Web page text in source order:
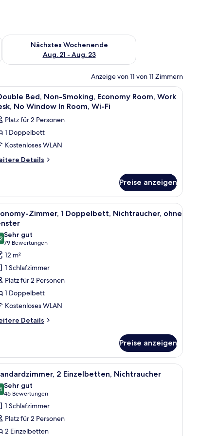
Aug. 14 - Aug. 16.
Nächstes Wochenende
Aug. 21 - Aug. 23
Überprüfe die Verfügbarkeit für nächstes Wochenende, Aug.
Anzeige von 11 von 11 Zimmern
darüber und einem kleinen Regal darunter.
WLAN, Bettwäsche Pillowtop-Betten, Schreibtisch, kostenloses
8
Bed, Non-Smoking, Economy Room, Work
No Window In Room, Wi-Fi
Platz für 2 Personen
1 Doppelbett
Kostenloses WLAN
Details
Preise anzeigen
Bett, einem schwarzen Stuhl und einem kleinen Fenster.
Ein modernes Schlafzimmer mit grauem
4
Zimmer, 1 Doppelbett, Nichtraucher, ohne
von 10
Sehr gut
79 Bewertungen
(79
Bewertungen)
12 m²
1 Schlafzimmer
Platz für 2 Personen
1 Doppelbett
Kostenloses WLAN
Details
Preise anzeigen
gepolsterten Kopfteil, weißer Bettwäsche und orangefarbenen
Einzelbetten,
Ein modernes Hotelzimmer mit einem
4 2 Einzelbetten, Nichtraucher
von 10
Sehr gut
46 Bewertungen
(46
Bewertungen)
1 Schlafzimmer
Platz für 2 Personen
2 Einzelbetten